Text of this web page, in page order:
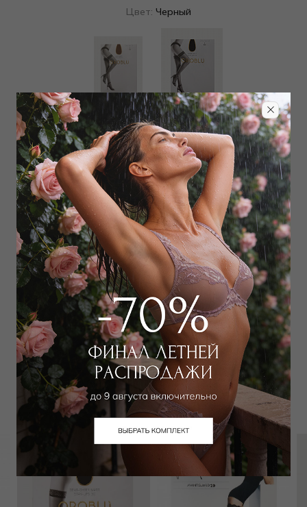
Цвет: Черный
Определить размер
Наличие в магазинах
Добавитьв корзину
Добавить в избранное
Забронировать в магазине
Вам может подойти